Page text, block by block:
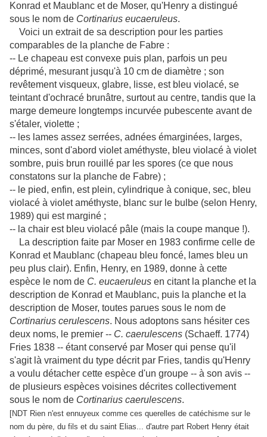
Konrad et Maublanc et de Moser, qu'Henry a distingué
sous le nom de Cortinarius eucaeruleus.
Voici un extrait de sa description pour les parties
comparables de la planche de Fabre :
-- Le chapeau est convexe puis plan, parfois un peu
déprimé, mesurant jusqu'à 10 cm de diamètre ; son
revêtement visqueux, glabre, lisse, est bleu violacé, se
teintant d'ochracé brunâtre, surtout au centre, tandis que la
marge demeure longtemps incurvée pubescente avant de
s'étaler, violette ;
-- les lames assez serrées, adnées émarginées, larges,
minces, sont d'abord violet améthyste, bleu violacé à violet
sombre, puis brun rouillé par les spores (ce que nous
constatons sur la planche de Fabre) ;
-- le pied, enfin, est plein, cylindrique à conique, sec, bleu
violacé à violet améthyste, blanc sur le bulbe (selon Henry,
1989) qui est marginé ;
-- la chair est bleu violacé pâle (mais la coupe manque !).
La description faite par Moser en 1983 confirme celle de
Konrad et Maublanc (chapeau bleu foncé, lames bleu un
peu plus clair). Enfin, Henry, en 1989, donne à cette
espèce le nom de C. eucaeruleus en citant la planche et la
description de Konrad et Maublanc, puis la planche et la
description de Moser, toutes parues sous le nom de
Cortinarius cerulescens. Nous adoptons sans hésiter ces
deux noms, le premier -- C. caerulescens (Schaeff. 1774)
Fries 1838 -- étant conservé par Moser qui pense qu'il
s'agit là vraiment du type décrit par Fries, tandis qu'Henry
a voulu détacher cette espèce d'un groupe -- à son avis --
de plusieurs espèces voisines décrites collectivement
sous le nom de Cortinarius caerulescens.
[NDT Rien n'est ennuyeux comme ces querelles de catéchisme sur le
nom du père, du fils et du saint Elias... d'autre part Robert Henry était